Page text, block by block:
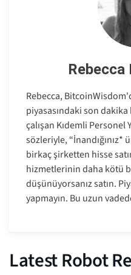
Rebecca
Rebecca,
piyasasındaki son
çalışan Kıdemli Personel
sözleriyle,
birkaç şirketten hisse
hizmetlerinin daha kötü
düşünüyorsanız satın.
yapmayın. Bu uzun
Latest Robot